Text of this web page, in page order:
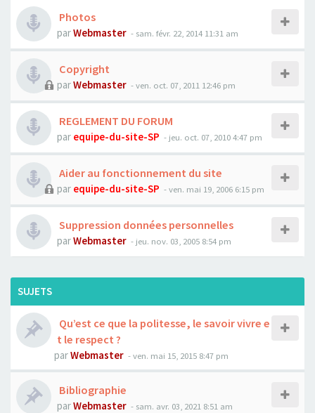
Photos
parWebmaster - sam. févr. 22, 2014 11:31 am
Copyright
parWebmaster - ven. oct. 07, 2011 12:46 pm
REGLEMENT DU FORUM
par equipe-du-site-SP - jeu. oct. 07, 2010 4:47 pm
Aider au fonctionnement du site
par equipe-du-site-SP - ven. mai 19, 2006 6:15 pm
Suppression données personnelles
parWebmaster - jeu. nov. 03, 2005 8:54 pm
SUJETS
Qu’est ce que la politesse, le savoir vivre e
t le respect ?
parWebmaster - ven. mai 15, 2015 8:47 pm
Bibliographie
parWebmaster - sam. avr. 03, 2021 8:51 am